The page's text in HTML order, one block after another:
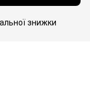
знижки